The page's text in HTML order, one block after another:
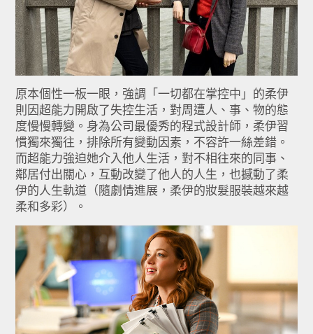
原本個性一板一眼，強調「一切都在掌控中」的柔伊
則因超能力開啟了失控生活，對周遭人、事、物的態
度慢慢轉變。身為公司最優秀的程式設計師，柔伊習
慣獨來獨往，排除所有變動因素，不容許一絲差錯。
而超能力強迫她介入他人生活，對不相往來的同事、
鄰居付出關心，互動改變了他人的人生，也撼動了柔
伊的人生軌道（隨劇情進展，柔伊的妝髮服裝越來越
柔和多彩）。